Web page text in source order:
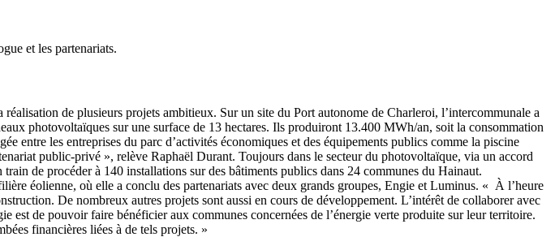
et les partenariats.
de plusieurs projets ambitieux. Sur un site du Port autonome de Charleroi, l’intercommunale a
photovoltaïques sur une surface de 13 hectares. Ils produiront 13.400 MWh/an, soit la consommation
entre les entreprises du parc d’activités économiques et des équipements publics comme la piscine
public-privé », relève Raphaël Durant. Toujours dans le secteur du photovoltaïque, via un accord
de procéder à 140 installations sur des bâtiments publics dans 24 communes du Hainaut.
éolienne, où elle a conclu des partenariats avec deux grands groupes, Engie et Luminus. « À l’heure
De nombreux autres projets sont aussi en cours de développement. L’intérêt de collaborer avec
est de pouvoir faire bénéficier aux communes concernées de l’énergie verte produite sur leur territoire.
financières liées à de tels projets. »